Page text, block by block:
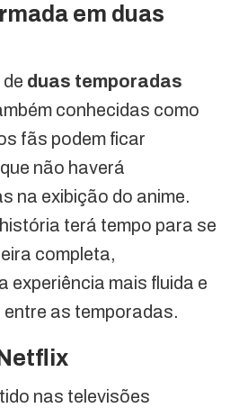
em duas
duas temporadas
conhecidas como
fãs podem ficar
não haverá
na exibição do anime.
terá tempo para se
completa,
experiência mais fluida e
as temporadas.
nas televisões